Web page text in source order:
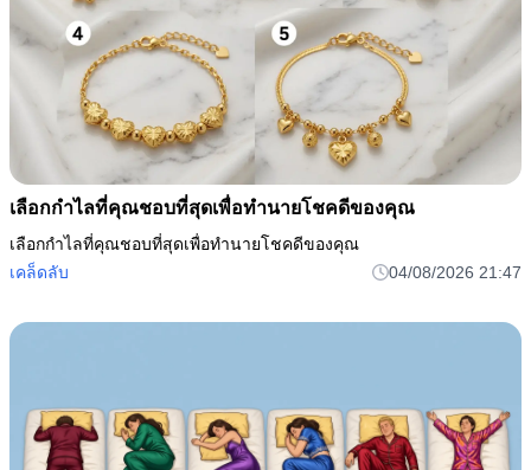
เลือกกำไลที่คุณชอบที่สุดเพื่อทำนายโชคดีของคุณ
เลือกกำไลที่คุณชอบที่สุดเพื่อทำนายโชคดีของคุณ
เคล็ดลับ
04/08/2026 21:47